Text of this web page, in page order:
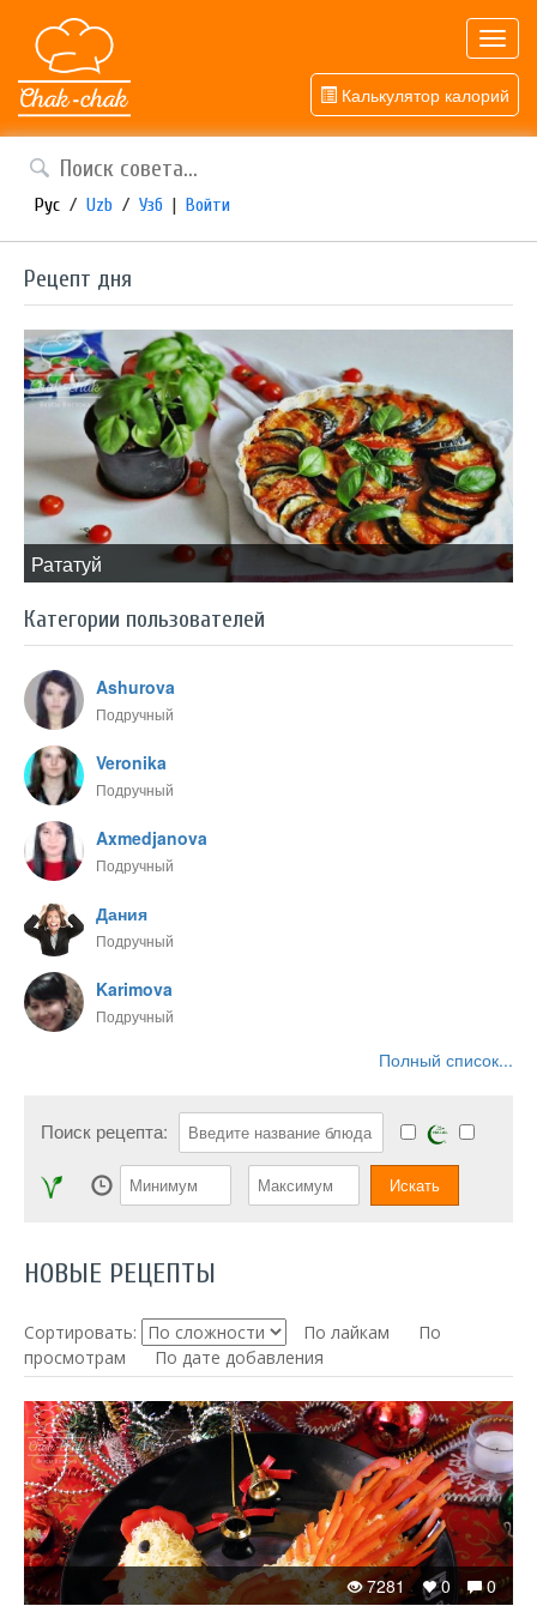
Калькулятор калорий
Рус / Uzb / Узб | Войти
Рецепт дня
​Рататуй
Категории пользователей
Ashurova
Подручный
Veronika
Подручный
Axmedjanova
Подручный
Дания
Подручный
Karimova
Подручный
Полный список...
Поиск рецепта:
НОВЫЕ РЕЦЕПТЫ
Сортировать: По лайкам
По
просмотрам
По дате добавления
0
0
7281